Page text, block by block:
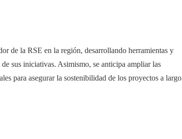
de la RSE en la región, desarrollando herramientas y
sus iniciativas. Asimismo, se anticipa ampliar las
para asegurar la sostenibilidad de los proyectos a largo